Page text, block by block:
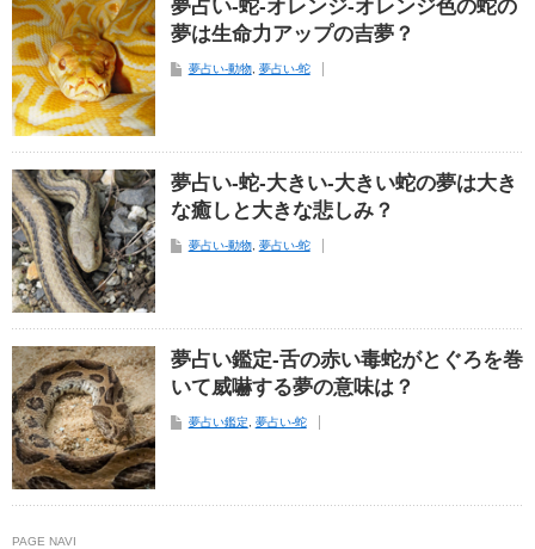
夢占い-蛇-オレンジ-オレンジ色の蛇の
夢は生命力アップの吉夢？
夢占い-動物, 夢占い-蛇
夢占い-蛇-大きい-大きい蛇の夢は大き
な癒しと大きな悲しみ？
夢占い-動物, 夢占い-蛇
夢占い鑑定-舌の赤い毒蛇がとぐろを巻
いて威嚇する夢の意味は？
夢占い鑑定 夢占い-蛇
PAGE NAVI